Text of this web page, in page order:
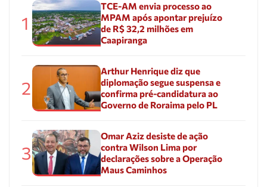
1
TCE-AM envia processo ao
MPAM após apontar prejuízo
de R$ 32,2 milhões em
Caapiranga
2
Arthur Henrique diz que
diplomação segue suspensa e
confirma pré-candidatura ao
Governo de Roraima pelo PL
3
Omar Aziz desiste de ação
contra Wilson Lima por
declarações sobre a Operação
Maus Caminhos